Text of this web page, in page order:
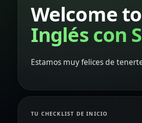
Welcome to
Inglés con
Estamos muy felices de
TU CHECKLIST DE INICIO